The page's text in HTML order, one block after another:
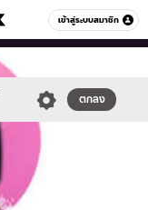
เข้าสู่ระบบสมาชิก
หมวดอื่นๆ
ตกลง